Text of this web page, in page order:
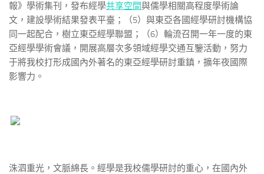
報》學術集刊，發布經學共享空間與儒學相關高程度學術論
文，建設學術結果發表平臺；（5）與東亞各國經學研討機構協
同一起配合，樹立東亞經學聯盟；（6）輪流召開一年一度的東
亞經學學術會議，開展高層次多領域經學交通互鑒活動，努力
于將我校打形成國內外著名的東亞經學研討重鎮，擴年夜國際
影響力。
洙泗重光，文脈綿長。經學是我校儒學研討的重心，在國內外